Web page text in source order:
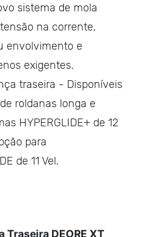
sistema de mola
na corrente,
envolvimento e
exigentes.
traseira - Disponíveis
roldanas longa e
HYPERGLIDE+ de 12
para
de 11 Vel.
DEORE XT